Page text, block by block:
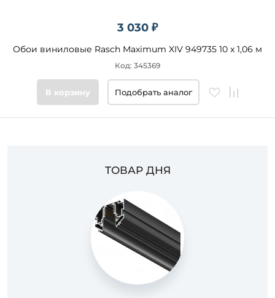
3 030 ₽
Обои виниловые Rasch Maximum XIV 949735 10 x 1,06 м
Код: 345369
В корзину Подобрать аналог
ТОВАР ДНЯ